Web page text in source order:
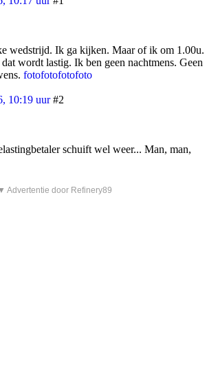
wedstrijd. Ik ga kijken. Maar of ik om 1.00u.
wordt lastig. Ik ben geen nachtmens. Geen
fotofotofotofoto
10:19 uur #2
schuift wel weer... Man, man,
Advertentie door Refinery89